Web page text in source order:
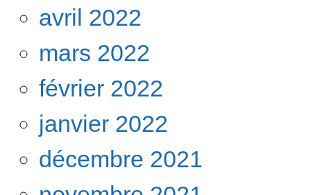
avril 2022
mars 2022
février 2022
janvier 2022
décembre 2021